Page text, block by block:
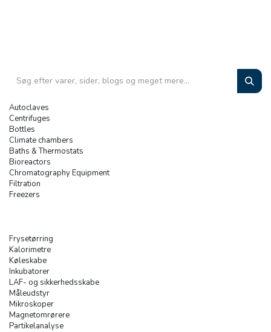
Autoclaves
Centrifuges
Bottles
Climate chambers
Baths & Thermostats
Bioreactors
Chromatography Equipment
Filtration
Freezers
Frysetørring
Kalorimetre
Køleskabe
Inkubatorer
LAF- og sikkerhedsskabe
Måleudstyr
Mikroskoper
Magnetomrørere
Partikelanalyse